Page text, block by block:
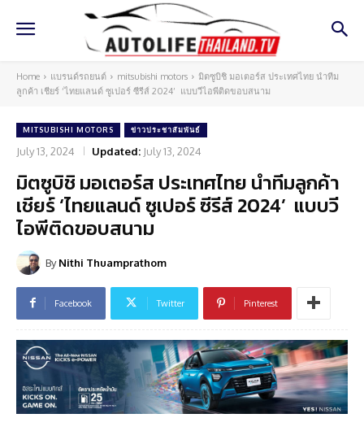
Home แบรนด์รถยนต์ mitsubishi motors
มิตซูบิชิ มอเตอร์ส ประเทศไทย นำทีม
ลูกค้า เชียร์ ‘ไทยแลนด์ ซูเปอร์ ซีรีส์ 2024’ แบบวีไอพีติดขอบสนาม
MITSUBISHI MOTORS ข่าวประชาสัมพันธ์
July 13, 2024 Updated: July 13, 2024
มิตซูบิชิ มอเตอร์ส ประเทศไทย นำทีมลูกค้า
เชียร์ ‘ไทยแลนด์ ซูเปอร์ ซีรีส์ 2024’ แบบวี
ไอพีติดขอบสนาม
By Nithi Thuamprathom
Facebook Twitter Pinterest